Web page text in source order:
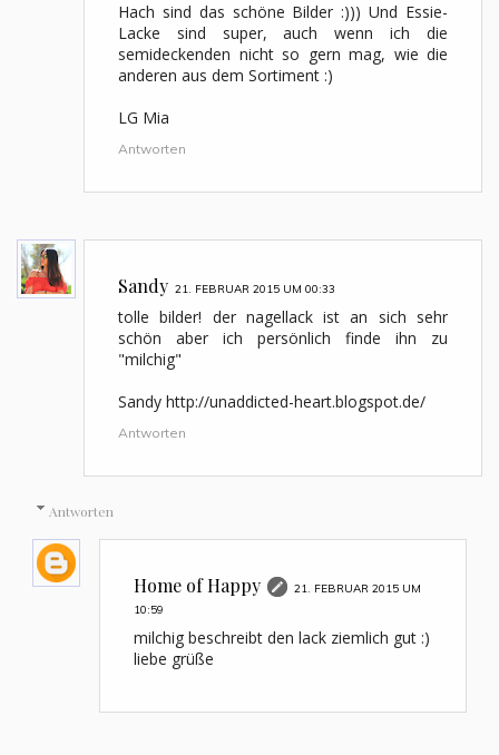
Hach sind das schöne Bilder :))) Und Essie-
Lacke sind super, auch wenn ich die
semideckenden nicht so gern mag, wie die
anderen aus dem Sortiment :)
LG Mia
Antworten
Sandy 21. FEBRUAR 2015 UM 00:33
tolle bilder! der nagellack ist an sich sehr
schön aber ich persönlich finde ihn zu
"milchig"
Sandy http://unaddicted-heart.blogspot.de/
Antworten
Antworten
Home of Happy
21. FEBRUAR 2015 UM
10:59
milchig beschreibt den lack ziemlich gut :)
liebe grüße